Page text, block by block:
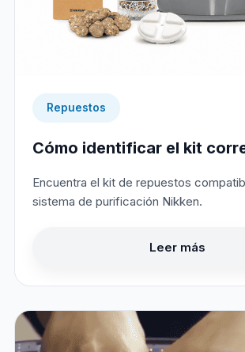
Repuestos
Cómo identificar el kit
Encuentra el kit de repuestos
sistema de purificación Nikken.
Leer más